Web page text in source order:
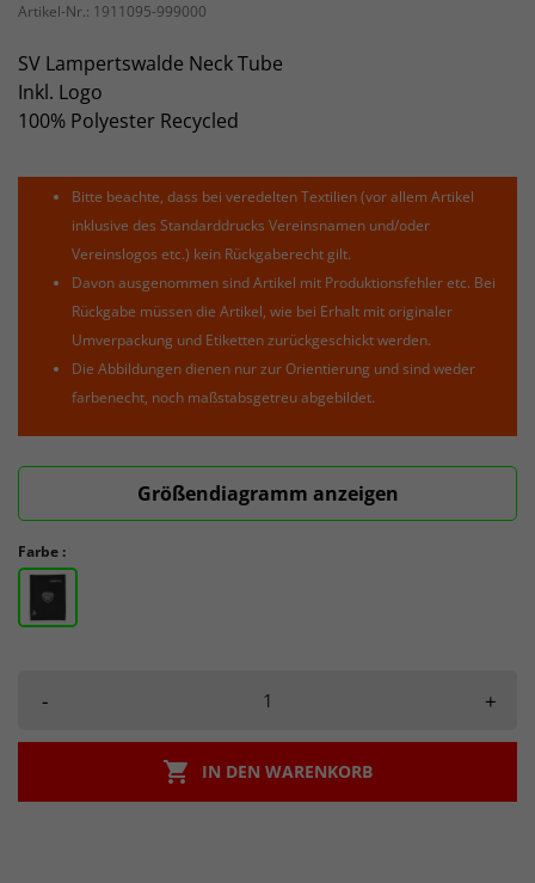
Artikel-Nr.: 1911095-999000
SV Lampertswalde Neck Tube
Inkl. Logo
100% Polyester Recycled
Bitte beachte, dass bei veredelten Textilien (vor allem Artikel
inklusive des Standarddrucks Vereinsnamen und/oder
Vereinslogos etc.) kein Rückgaberecht gilt.
Davon ausgenommen sind Artikel mit Produktionsfehler etc. Bei
Rückgabe müssen die Artikel, wie bei Erhalt mit originaler
Umverpackung und Etiketten zurückgeschickt werden.
Die Abbildungen dienen nur zur Orientierung und sind weder
farbenecht, noch maßstabsgetreu abgebildet.
Größendiagramm anzeigen
Farbe :
- +
 IN DEN WARENKORB